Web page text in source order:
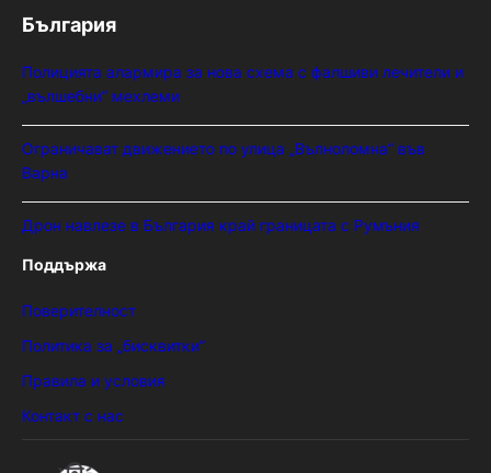
България
Полицията алармира за нова схема с фалшиви лечители и
„вълшебни“ мехлеми
Ограничават движението по улица „Вълноломна“ във
Варна
Дрон навлезе в България край границата с Румъния
Поддържа
Поверителност
Политика за „бисквитки“
Правила и условия
Контакт с нас